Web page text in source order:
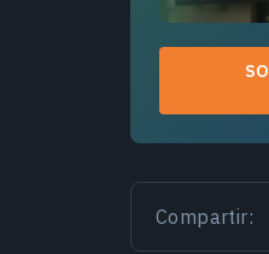
Compartir: